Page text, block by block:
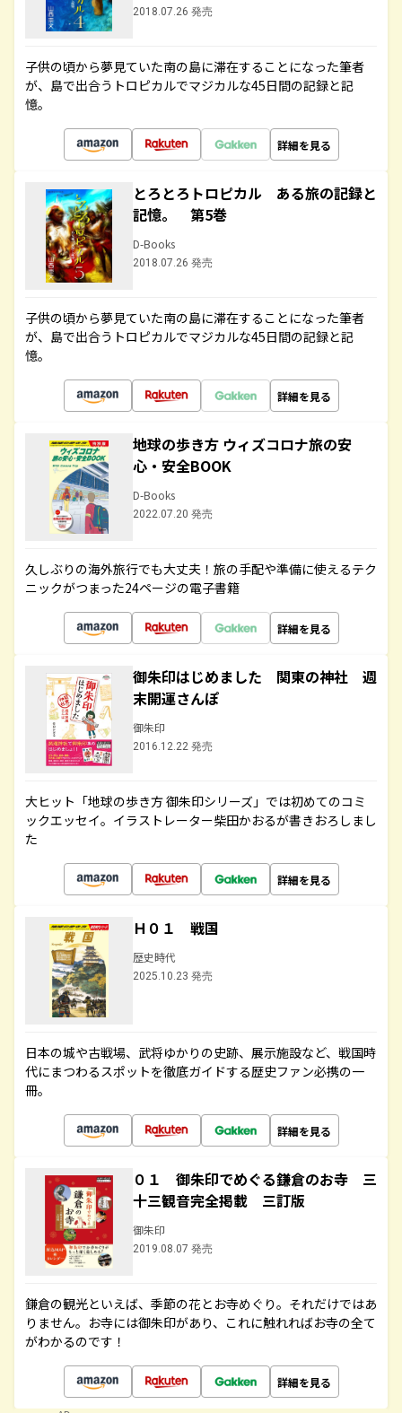
2018.07.26 発売
子供の頃から夢見ていた南の島に滞在することになった筆者
が、島で出合うトロピカルでマジカルな45日間の記録と記
憶。
詳細を見る
とろとろトロピカル ある旅の記録と
記憶。 第5巻
D-Books
2018.07.26 発売
子供の頃から夢見ていた南の島に滞在することになった筆者
が、島で出合うトロピカルでマジカルな45日間の記録と記
憶。
詳細を見る
地球の歩き方 ウィズコロナ旅の安
心・安全BOOK
D-Books
2022.07.20 発売
久しぶりの海外旅行でも大丈夫！旅の手配や準備に使えるテク
ニックがつまった24ページの電子書籍
詳細を見る
御朱印はじめました 関東の神社 週
末開運さんぽ
御朱印
2016.12.22 発売
大ヒット「地球の歩き方 御朱印シリーズ」では初めてのコミ
ックエッセイ。イラストレーター柴田かおるが書きおろしまし
た
詳細を見る
Ｈ０１ 戦国
歴史時代
2025.10.23 発売
日本の城や古戦場、武将ゆかりの史跡、展示施設など、戦国時
代にまつわるスポットを徹底ガイドする歴史ファン必携の一
冊。
詳細を見る
０１ 御朱印でめぐる鎌倉のお寺 三
十三観音完全掲載 三訂版
御朱印
2019.08.07 発売
鎌倉の観光といえば、季節の花とお寺めぐり。それだけではあ
りません。お寺には御朱印があり、これに触れればお寺の全て
がわかるのです！
詳細を見る